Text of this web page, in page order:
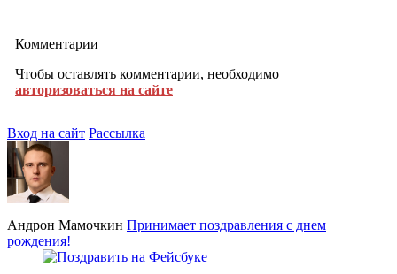
Комментарии
Чтобы оставлять комментарии, необходимо
авторизоваться на сайте
Вход на сайт Рассылка
Андрон Мамочкин Принимает поздравления с днем
рождения!